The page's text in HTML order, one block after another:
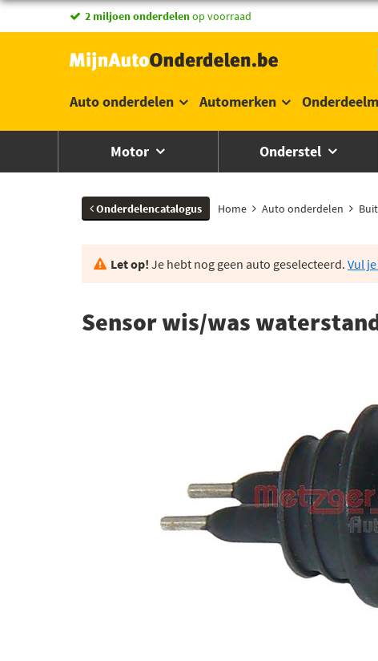
Vandaag besteld,morgen in huis *
Auto onderdelen Automerken
Motor Onderstel
Onderdelencatalogus Home Auto onderdelen
Let op! Je hebt nog geen auto geselecteerd. Vul
Sensor wis/was